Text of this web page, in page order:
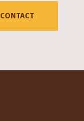
CONTACT